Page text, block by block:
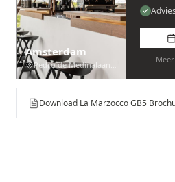
Amsterdam
Pedro de Medinalaan 53
Download La Marzocco GB5